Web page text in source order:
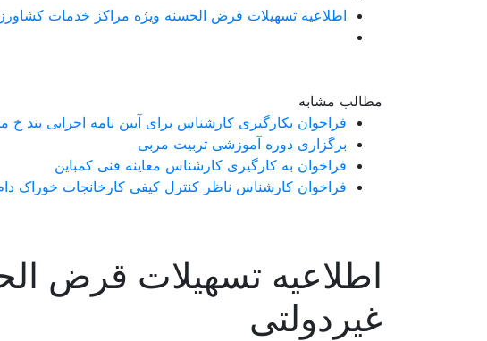
اطلاعیه تسهیلات قرض الحسنه ویژه مراکز خدمات
مطالب مشابه
فراخوان بکارگیری کارشناس برای آیین نامه اجرایی بند خ ماده 71 قانون برنامه هفتم پیشرفت کشور (شناسنامه دار کردن محصولات زراعی
برگزاری دوره آموزشی تربیت مربی
فراخوان به کارگیری کارشناس معاینه فنی کمباین
فراخوان کارشناس ناظر کنترل کیفی کارخانجات خوراک
اطلاعیه تسهیلات قرض
غیردولتی